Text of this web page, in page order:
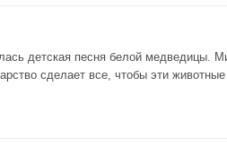
детская песня белой медведицы.
сделает все, чтобы эти